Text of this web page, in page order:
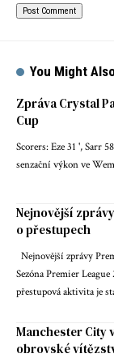
You Might
Zpráva Crystal
Cup
Scorers: Eze 31 ', Sarr
senzační výkon ve
Nejnovější
o přestupech
Nejnovější zprávy
Sezóna Premier
přestupová aktivita je
Manchester City
obrovské